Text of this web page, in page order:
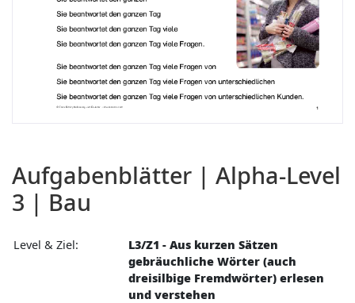
Aufgabenblätter | Alpha-Level
3 | Bau
Level & Ziel:
L3/Z1 - Aus kurzen Sätzen
gebräuchliche Wörter (auch
dreisilbige Fremdwörter) erlesen
und verstehen